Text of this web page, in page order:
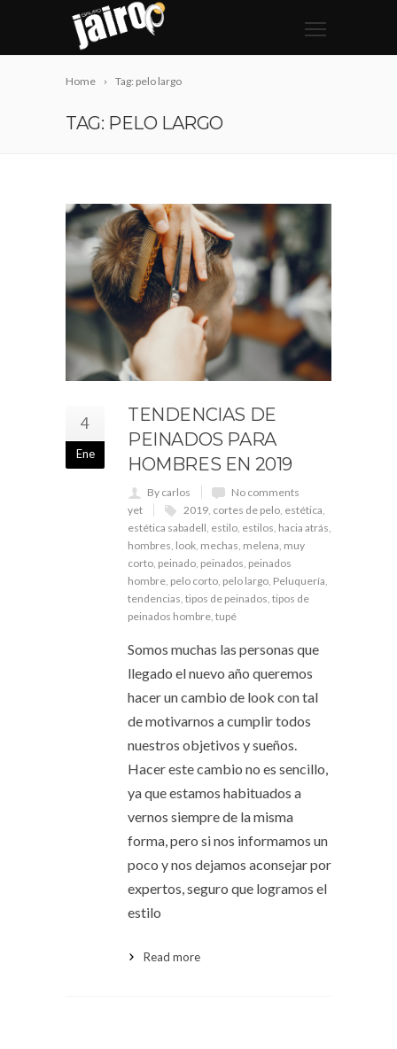
Home Tag: pelo largo
TAG: PELO LARGO
4
Ene
TENDENCIAS DE
PEINADOS PARA
HOMBRES EN 2019
By carlos
No comments
yet
2019 cortes de pelo estética
estética sabadell estilo estilos hacia atrás
hombres look mechas melena muy
corto peinado peinados peinados
hombre pelo corto pelo largo Peluquería
tendencias tipos de peinados tipos de
peinados hombre tupé
Somos muchas las personas que
llegado el nuevo año queremos
hacer un cambio de look con tal
de motivarnos a cumplir todos
nuestros objetivos y sueños.
Hacer este cambio no es sencillo,
ya que estamos habituados a
vernos siempre de la misma
forma, pero si nos informamos un
poco y nos dejamos aconsejar por
expertos, seguro que logramos el
estilo
Read more